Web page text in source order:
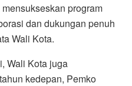
program
dan dukungan penuh
Wali Kota.
Wali Kota juga
kedepan, Pemko